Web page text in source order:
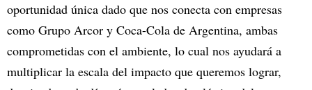
oportunidad única dado que nos conecta con empresas
como Grupo Arcor y Coca-Cola de Argentina, ambas
comprometidas con el ambiente, lo cual nos ayudará a
multiplicar la escala del impacto que queremos lograr,